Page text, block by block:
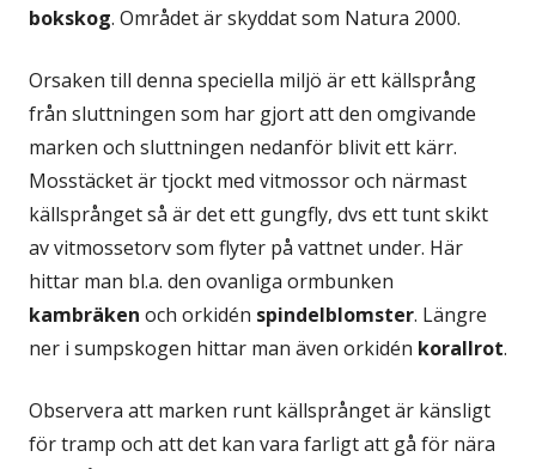
bokskog. Området är skyddat som Natura 2000.
Orsaken till denna speciella miljö är ett källsprång
från sluttningen som har gjort att den omgivande
marken och sluttningen nedanför blivit ett kärr.
Mosstäcket är tjockt med vitmossor och närmast
källsprånget så är det ett gungfly, dvs ett tunt skikt
av vitmossetorv som flyter på vattnet under. Här
hittar man bl.a. den ovanliga ormbunken
kambräken och orkidén spindelblomster. Längre
ner i sumpskogen hittar man även orkidén korallrot.
Observera att marken runt källsprånget är känsligt
för tramp och att det kan vara farligt att gå för nära